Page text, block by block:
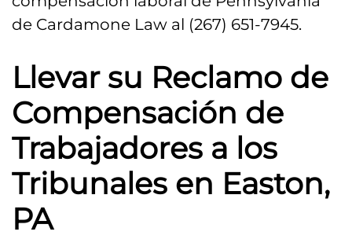
de Cardamone Law al (267) 651-7945.
Llevar su Reclamo de
Compensación de
Trabajadores a los
Tribunales en Easton,
PA